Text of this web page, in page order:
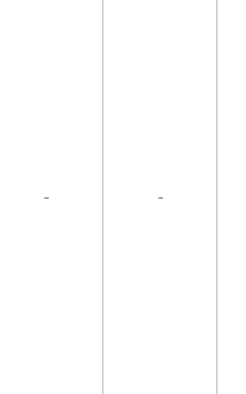
- -